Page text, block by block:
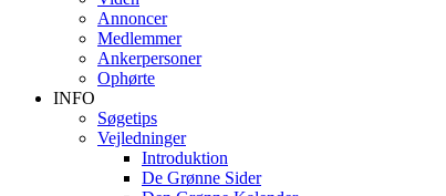
Annoncer
Medlemmer
Ankerpersoner
Ophørte
INFO
Søgetips
Vejledninger
Introduktion
De Grønne Sider